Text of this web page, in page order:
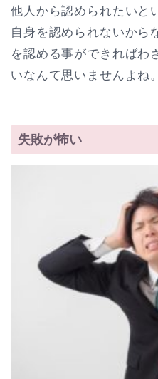
他人から認められたいと
自身を認められないから
を認める事ができればわ
いなんて思いませんよね。
失敗が怖い